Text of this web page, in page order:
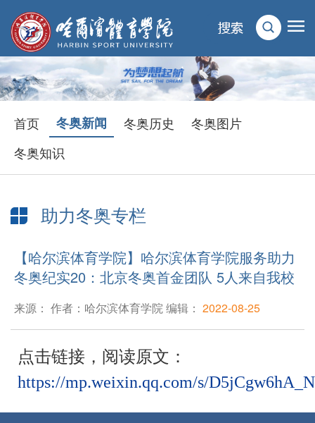
首页 冬奥新闻 冬奥历史
冬奥图片
冬奥知识
助力冬奥专栏
【哈尔滨体育学院】哈尔滨体育学院服务助力
冬奥纪实20：北京冬奥首金团队 5人来自我校
来源： 作者：哈尔滨体育学院 编辑： 2022-08-25
点击链接，阅读原文：
https://mp.weixin.qq.com/s/